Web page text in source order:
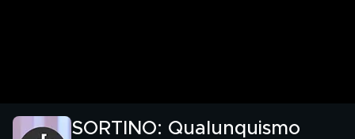
SORTINO: Qualunquismo